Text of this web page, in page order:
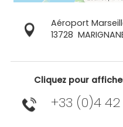
Aéroport
13728
Cliquez pour
+33 (0)4